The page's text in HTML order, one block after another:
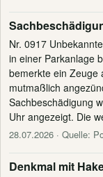
Nr. 0917
in einer Parkanlage
bemerkte ein Zeuge
mutmaßlich
Sachbeschädigung
Uhr angezeigt. Die
28.07.2026 · Quelle:
Denkmal mit